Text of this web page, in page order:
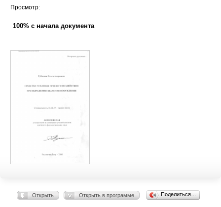
Просмотр:
100% с начала документа
Открыть Открыть в программе Поделиться…